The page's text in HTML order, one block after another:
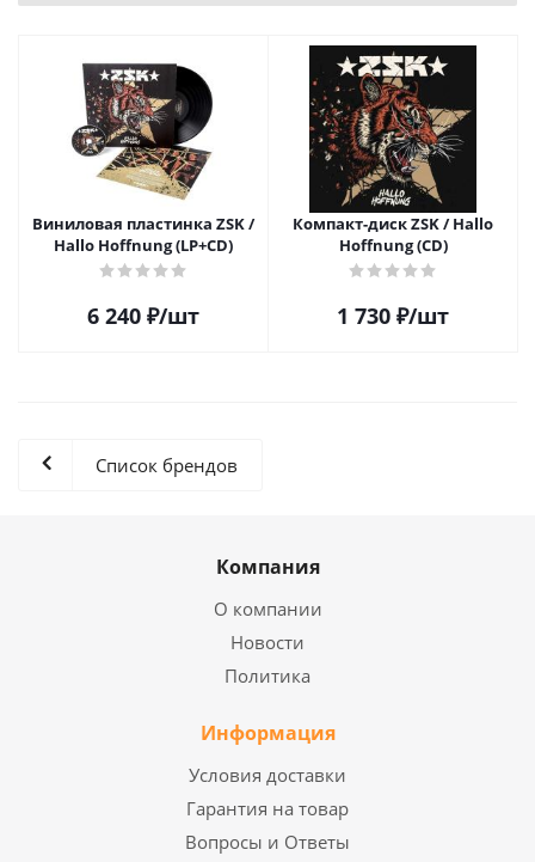
Виниловая пластинка ZSK /
Hallo Hoffnung (LP+CD)
6 240 ₽/шт
Компакт-диск ZSK / Hallo
Hoffnung (CD)
1 730 ₽/шт
Список брендов
Компания
О компании
Новости
Политика
Информация
Условия доставки
Гарантия на товар
Вопросы и Ответы